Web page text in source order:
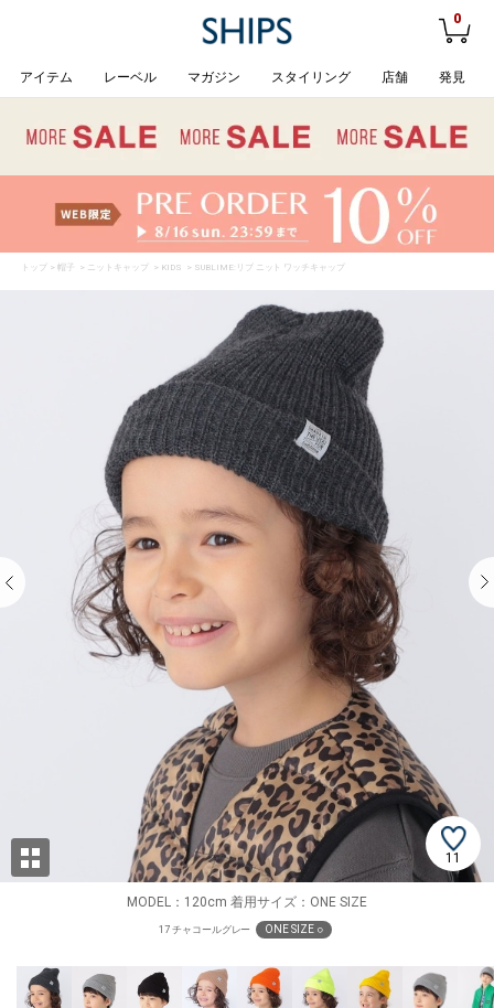
0
アイテム レーベル マガジン スタイリング 店舗 発見
トップ > 帽子 > ニットキャップ > KIDS > SUBLIME:リブ ニット ワッチキャップ
11
MODEL：120cm 着用サイズ：ONE SIZE
17 チャコールグレー ONE SIZE ○